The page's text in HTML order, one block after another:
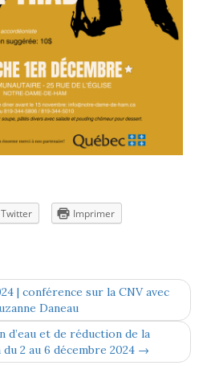
Twitter Imprimer
| conférence sur la CNV avec
Daneau
d’eau et de réduction de la
2 au 6 décembre 2024 →